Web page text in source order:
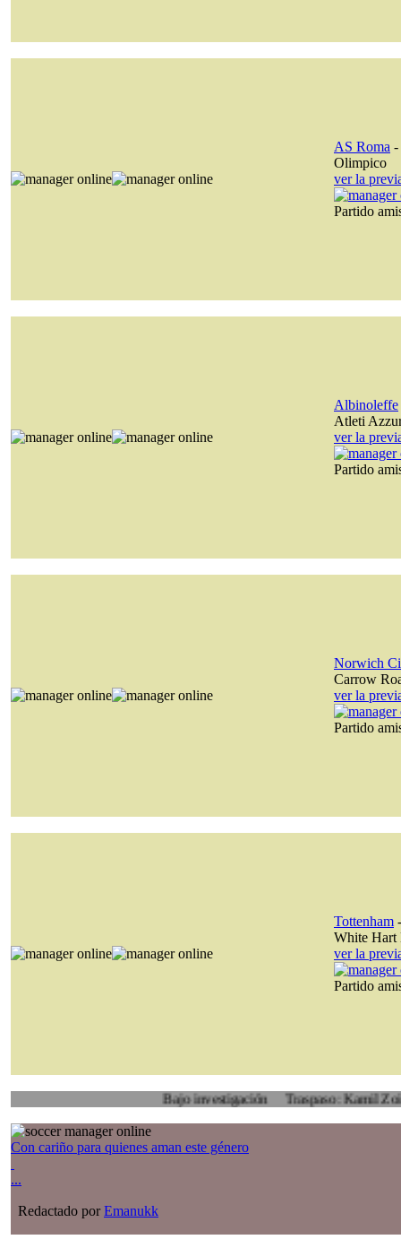
AS Roma -
Olimpico
ver la
Partido
Albinoleffe
Atleti
ver la
Partido
Norwich
Carrow
ver la
Partido
Tottenham
White Hart
ver la
Partido
Bajo investigación Traspaso: Kamil Zoidl,
Con cariño para quienes aman este género
...
Redactado porEmanukk